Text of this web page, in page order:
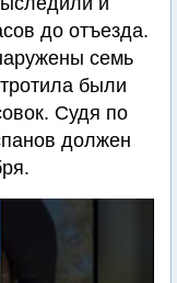
до отъезда.
семь
были
Судя по
должен